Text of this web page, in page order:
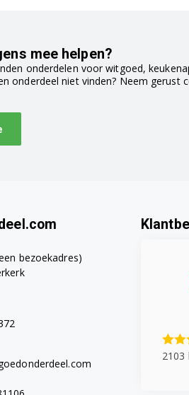
mee helpen?
onderdelen voor witgoed,
onderdeel niet vinden? Neem
bezoekadres)
2103